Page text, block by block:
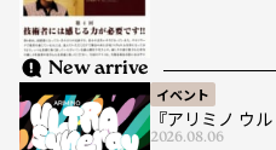
New arrive
イベント
『アリミノ ウ
2026.08.06